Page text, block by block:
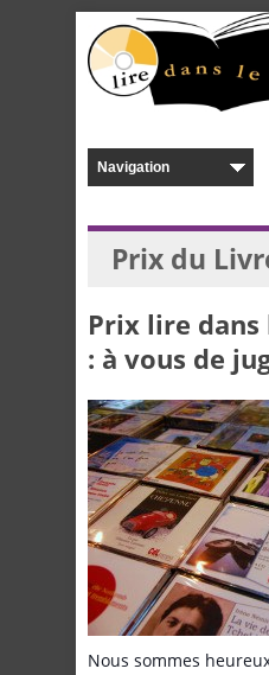
Prix du
Prix lire dans
: à vous de
Nous sommes